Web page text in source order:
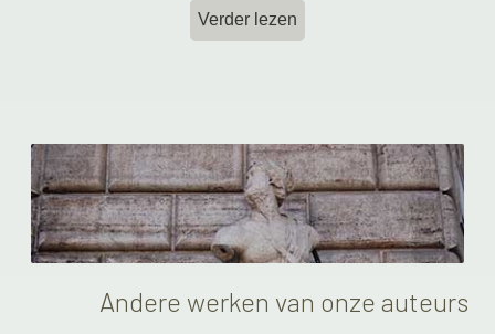
Verder lezen
Andere werken van onze auteurs